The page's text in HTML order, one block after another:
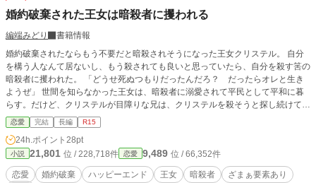
婚約破棄された王女は暗殺者に攫われる
編端みどり
書籍情報
婚約破棄されたならもう不要だと暗殺されそうになった王女クリステル。 自分
を構う人なんて居ないし、もう殺されても良いと思っていたら、自分を殺す筈の
暗殺者に攫われた。 「どうせ死ぬつもりだったんだろ？ だったらオレと生き
ようぜ」 世間を知らなかった王女は、暗殺者に溺愛されて平民として平和に暮
らす。だけど、クリステルが目障りな兄は、クリステルを殺そうと探し続けてい
た。
恋愛 完結 長編 R15
24h.ポイント 28pt
小説 21,801 位 / 228,718件 恋愛 9,489 位 / 66,352件
恋愛 婚約破棄 ハッピーエンド 王女 暗殺者
ざまぁ要素あり